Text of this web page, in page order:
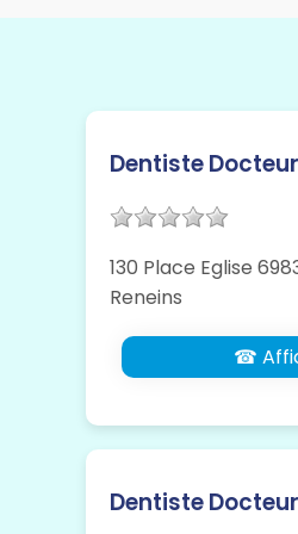
Dentiste
130 Place Eglise
Reneins
☎
Dentiste